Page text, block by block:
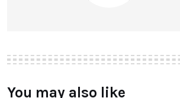
You may also like